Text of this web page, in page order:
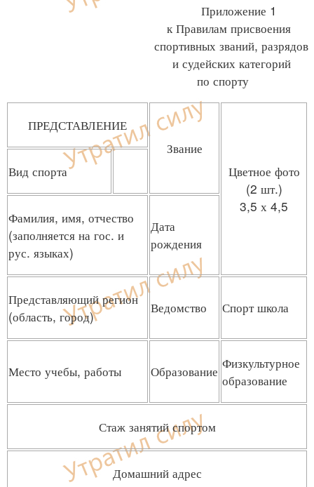
Приложение 1
к Правилам присвоения
спортивных званий, разрядов
и судейских категорий
по спорту
ПРЕДСТАВЛЕНИЕ
Звание
Цветное фото
(2 шт.)
3,5 х 4,5
Вид спорта
Фамилия, имя, отчество
(заполняется на гос. и
рус. языках)
Дата
рождения
Представляющий регион
(область, город)
Ведомство Спорт школа
Место учебы, работы Образование Физкультурное
образование
Стаж занятий спортом
Домашний адрес